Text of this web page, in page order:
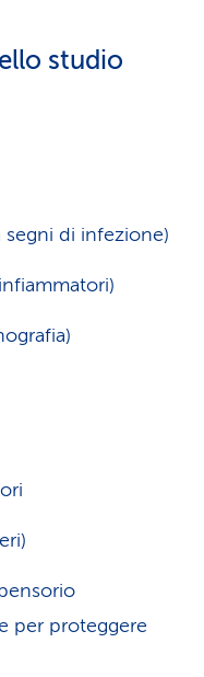
studio
segni di infezione)
per proteggere